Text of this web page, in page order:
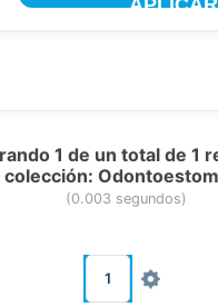
1 de un total de 1
colección:
(0.003 segundos)
1